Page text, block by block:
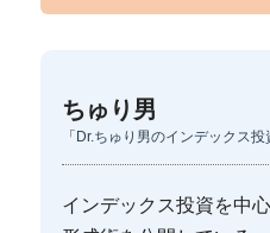
ちゅり男
「 Dr.ちゅり男のインデックス投
インデックス投資を中